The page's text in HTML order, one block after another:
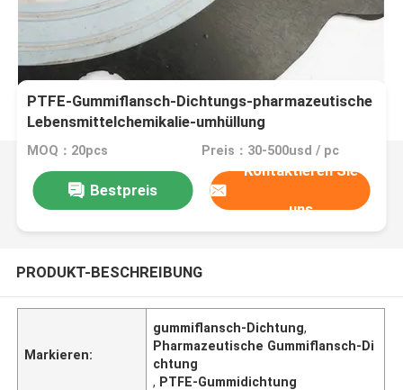
PTFE-Gummiflansch-Dichtungs-pharmazeutische
Lebensmittelchemikalie-umhüllung
MOQ：20pcs Preis：30-500usd / pc
Bestpreis
Kontaktieren Sie
uns
PRODUKT-BESCHREIBUNG
Markieren:
gummiflansch-Dichtung,
Pharmazeutische Gummiflansch-Di
chtung
, PTFE-Gummidichtung